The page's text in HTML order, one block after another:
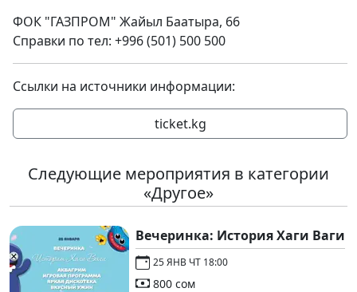
ФОК "ГАЗПРОМ" Жайыл Баатыра, 66
Справки по тел: +996 (501) 500 500
Ссылки на источники информации:
ticket.kg
Следующие мероприятия в категории
«Другое»
Вечеринка: История Хаги Ваги
25 ЯНВ ЧТ 18:00
800 сом